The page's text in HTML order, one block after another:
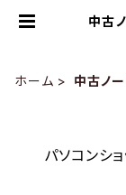
中古
ホーム 中古ノ
パソコンシ